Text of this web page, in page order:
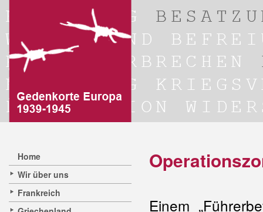
Home
Wir über uns
Frankreich
Einem